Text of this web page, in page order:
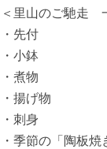
＜里山のご馳走
・先付
・小鉢
・煮物
・揚げ物
・刺身
・季節の「陶板焼